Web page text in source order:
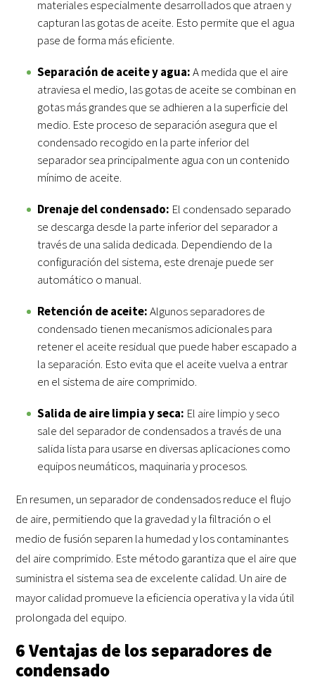
materiales especialmente desarrollados que atraen y
capturan las gotas de aceite. Esto permite que el agua
pase de forma más eficiente.
Separación de aceite y agua:A medida que el aire
atraviesa el medio, las gotas de aceite se combinan en
gotas más grandes que se adhieren a la superficie del
medio. Este proceso de separación asegura que el
condensado recogido en la parte inferior del
separador sea principalmente agua con un contenido
mínimo de aceite.
Drenaje del condensado: El condensado separado
se descarga desde la parte inferior del separador a
través de una salida dedicada. Dependiendo de la
configuración del sistema, este drenaje puede ser
automático o manual.
Retención de aceite:Algunos separadores de
condensado tienen mecanismos adicionales para
retener el aceite residual que puede haber escapado a
la separación. Esto evita que el aceite vuelva a entrar
en el sistema de aire comprimido.
Salida de aire limpia y seca: El aire limpio y seco
sale del separador de condensados a través de una
salida lista para usarse en diversas aplicaciones como
equipos neumáticos, maquinaria y procesos.
En resumen, un separador de condensados reduce el flujo
de aire, permitiendo que la gravedad y la filtración o el
medio de fusión separen la humedad y los contaminantes
del aire comprimido. Este método garantiza que el aire que
suministra el sistema sea de excelente calidad. Un aire de
mayor calidad promueve la eficiencia operativa y la vida útil
prolongada del equipo.
6 Ventajas de los separadores de
condensado